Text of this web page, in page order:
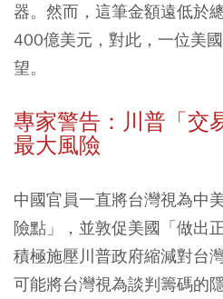
器。然而，這筆金額遠低於
400億美元，對此，一位美
望。
專家警告：川普「交
最大風險
中國官員一直將台灣視為中
險點」，並敦促美國「做出
積極施壓川普政府縮減對台
可能將台灣視為談判籌碼的